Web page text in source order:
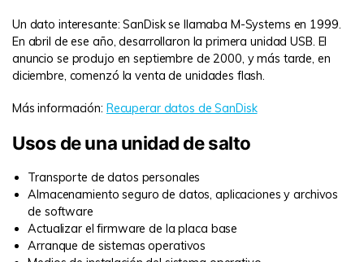
Un dato interesante: SanDisk se llamaba M-Systems en 1999.
En abril de ese año, desarrollaron la primera unidad USB. El
anuncio se produjo en septiembre de 2000, y más tarde, en
diciembre, comenzó la venta de unidades flash.
Más información: Recuperar datos de SanDisk
Usos de una unidad de salto
Transporte de datos personales
Almacenamiento seguro de datos, aplicaciones y archivos
de software
Actualizar el firmware de la placa base
Arranque de sistemas operativos